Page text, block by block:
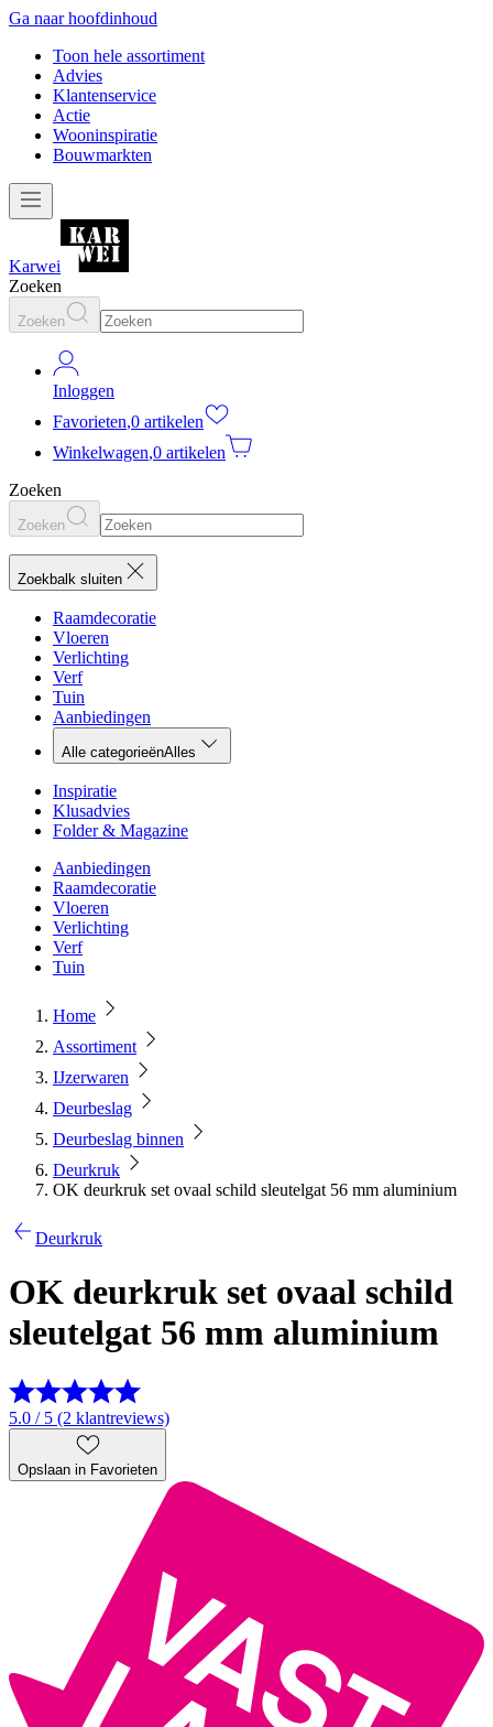
Ga naar hoofdinhoud
Toon hele assortiment
Advies
Klantenservice
Actie
Wooninspiratie
Bouwmarkten
Karwei
Zoeken
Zoeken
Inloggen
Favorieten,0 artikelen
Winkelwagen,0 artikelen
Zoeken
Zoeken
Zoekbalk sluiten
Raamdecoratie
Vloeren
Verlichting
Verf
Tuin
Aanbiedingen
Alle categorieënAlles
Inspiratie
Klusadvies
Folder & Magazine
Aanbiedingen
Raamdecoratie
Vloeren
Verlichting
Verf
Tuin
Home
Assortiment
IJzerwaren
Deurbeslag
Deurbeslag binnen
Deurkruk
OK deurkruk set ovaal schild sleutelgat 56 mm aluminium
Deurkruk
OK deurkruk set ovaal schild
sleutelgat 56 mm aluminium
5.0 / 5 (2 klantreviews)
Opslaan in Favorieten